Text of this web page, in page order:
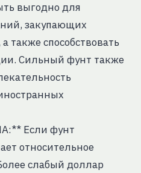
выгодно для
закупающих
также способствовать
Сильный фунт также
Если фунт
относительное
слабый доллар